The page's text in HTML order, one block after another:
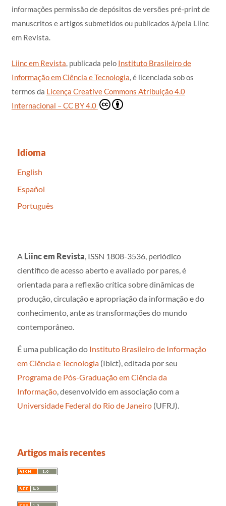
informações permissão de depósitos de versões pré-print de
manuscritos e artigos submetidos ou publicados à/pela Liinc
em Revista.
Liinc em Revista, publicada pelo Instituto Brasileiro de
Informação em Ciência e Tecnologia, é licenciada sob os
termos da Licença Creative Commons Atribuição 4.0
Internacional – CC BY 4.0
Idioma
English
Español
Português
A Liinc em Revista , ISSN 1808-3536, periódico
científico de acesso aberto e avaliado por pares, é
orientada para a reflexão crítica sobre dinâmicas de
produção, circulação e apropriação da informação e do
conhecimento, ante as transformações do mundo
contemporâneo.
É uma publicação do Instituto Brasileiro de Informação
em Ciência e Tecnologia (Ibict), editada por seu
Programa de Pós-Graduação em Ciência da
Informação , desenvolvido em associação com a
Universidade Federal do Rio de Janeiro (UFRJ).
Artigos mais recentes